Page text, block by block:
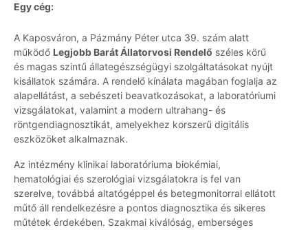
Egy cég:
A Kaposváron, a Pázmány Péter utca 39. szám alatt
működő Legjobb Barát Állatorvosi Rendelő széles körű
és magas szintű állategészségügyi szolgáltatásokat nyújt
kisállatok számára. A rendelő kínálata magában foglalja az
alapellátást, a sebészeti beavatkozásokat, a laboratóriumi
vizsgálatokat, valamint a modern ultrahang- és
röntgendiagnosztikát, amelyekhez korszerű digitális
eszközöket alkalmaznak.
Az intézmény klinikai laboratóriuma biokémiai,
hematológiai és szerológiai vizsgálatokra is fel van
szerelve, továbbá altatógéppel és betegmonitorral ellátott
műtő áll rendelkezésre a pontos diagnosztika és sikeres
műtétek érdekében. Szakmai kiválóság, emberséges